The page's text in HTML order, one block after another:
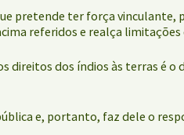
pretende ter força
referidos e realça limitações
dos índios às terras é o
e, portanto, faz dele o